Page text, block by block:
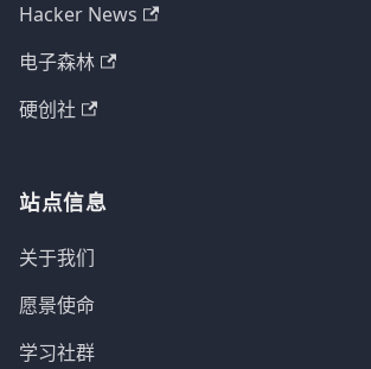
Hacker News
电子森林
硬创社
站点信息
关于我们
愿景使命
学习社群